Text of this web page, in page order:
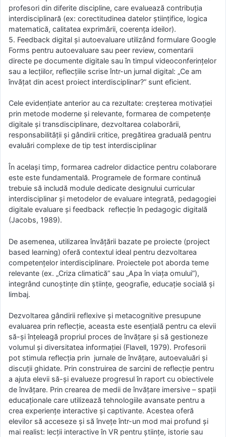
profesori din diferite discipline, care evaluează contribuția
interdisciplinară (ex: corectitudinea datelor științifice, logica
matematică, calitatea exprimării, coerența ideilor).
5. Feedback digital și autoevaluare utilizând formulare Google
Forms pentru autoevaluare sau peer review, comentarii
directe pe documente digitale sau în timpul videoconferințelor
sau a lecțiilor, reflecțiile scrise într-un jurnal digital: „Ce am
învățat din acest proiect interdisciplinar?” sunt eficient.
Cele evidențiate anterior au ca rezultate: creșterea motivației
prin metode moderne și relevante, formarea de competențe
digitale și transdisciplinare, dezvoltarea colaborării,
responsabilității și gândirii critice, pregătirea graduală pentru
evaluări complexe de tip test interdisciplinar
În același timp, formarea cadrelor didactice pentru colaborare
este este fundamentală. Programele de formare continuă
trebuie să includă module dedicate designului curricular
interdisciplinar și metodelor de evaluare integrată, pedagogiei
digitale evaluare și feedback reflecție în pedagogic digitală
(Jacobs, 1989).
De asemenea, utilizarea învățării bazate pe proiecte (project
based learning) oferă contextul ideal pentru dezvoltarea
competențelor interdisciplinare. Proiectele pot aborda teme
relevante (ex. „Criza climatică” sau „Apa în viața omului”),
integrând cunoștințe din științe, geografie, educație socială și
limbaj.
Dezvoltarea gândirii reflexive și metacognitive presupune
evaluarea prin reflecție, aceasta este esențială pentru ca elevii
să-și înțeleagă propriul proces de învățare și să gestioneze
volumul și diversitatea informației (Flavell, 1979). Profesorii
pot stimula reflecția prin jurnale de învățare, autoevaluări și
discuții ghidate. Prin construirea de sarcini de reflecție pentru
a ajuta elevii să-și evalueze progresul în raport cu obiectivele
de învățare. Prin crearea de medii de învățare imersive – spații
educaționale care utilizează tehnologiile avansate pentru a
crea experiențe interactive și captivante. Acestea oferă
elevilor să acceseze și să învețe într-un mod mai profund și
mai realist: lecții interactive în VR pentru științe, istorie sau